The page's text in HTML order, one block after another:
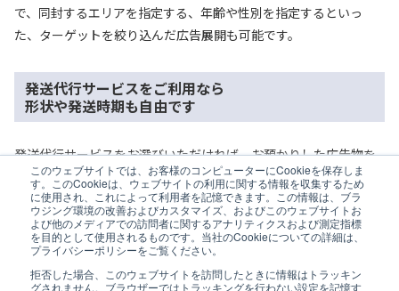
このウェブサイトでは、お客様のコンピューターにCookieを保存しま
す。このCookieは、ウェブサイトの利用に関する情報を収集するため
に使用され、これによって利用者を記憶できます。この情報は、ブラ
ウジング環境の改善およびカスタマイズ、およびこのウェブサイトお
よび他のメディアでの訪問者に関するアナリティクスおよび測定指標
を目的として使用されるものです。当社のCookieについての詳細は、
プライバシーポリシーをご覧ください。
拒否した場合、このウェブサイトを訪問したときに情報はトラッキン
グされません。ブラウザーではトラッキングを行わない設定を記憶す
で、同封するエリアを指定する、年齢や性別を指定するといっ
た、ターゲットを絞り込んだ広告展開も可能です。
発送代行サービスをご利用なら
形状や発送時期も自由です
発送代行サービスをお選びいただければ、お預かりした広告物を
当社DMとは別に発送します。
広告物のサイズや形状、発送時期を自由に指定可能で、広告の費
用対効果をさらに高められます。